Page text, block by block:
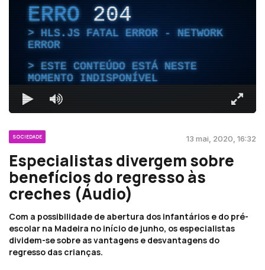
ERRO204
HLS.JS FATAL ERROR - NETWORK
ERROR
ESTE CONTEÚDO ESTÁ NESTE
MOMENTO INDISPONÍVEL
SOCIEDADE 13 mai, 2020, 16:32
Especialistas divergem sobre
benefícios do regresso às
creches (Áudio)
Com a possibilidade de abertura dos infantários e do pré-
escolar na Madeira no início de junho, os especialistas
dividem-se sobre as vantagens e desvantagens do
regresso das crianças.